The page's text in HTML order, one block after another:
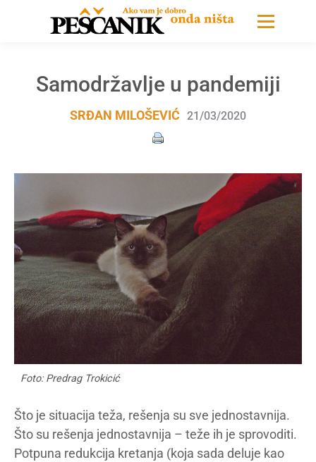
Samodržavlje u pandemiji
SRĐAN MILOŠEVIĆ 21/03/2020
Foto: Predrag Trokicić
Što je situacija teža, rešenja su sve jednostavnija.
Što su rešenja jednostavnija – teže ih je sprovoditi.
Potpuna redukcija kretanja (koja sada deluje kao